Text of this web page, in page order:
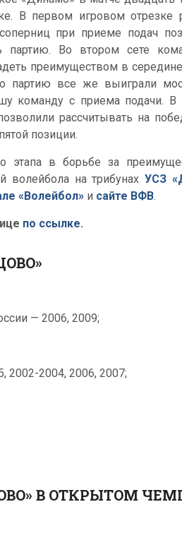
В первом игровом
при приеме подач
партию. Во втором сете
преимуществом в
партию все же выиграли
команду с приема подачи.
рассчитывать на
позиции.
этапа в борьбе за
волейбола на трибунахУСЗ
«Волейбол» и сайте ВФВ.
по ссылке.
— 2006, 2009;
2002-2004, 2006, 2007;
В ОТКРЫТОМ